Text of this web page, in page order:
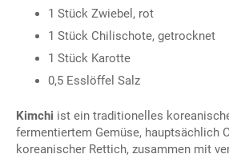
1 Stück Zwiebel, rot
1 Stück Chilischote, getrocknet
1 Stück Karotte
0,5 Esslöffel Salz
Kimchi ist ein traditionelles
fermentiertem Gemüse, hauptsächlich
koreanischer Rettich, zusammen mit